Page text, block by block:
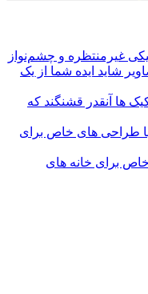
غیرمنتظره و چشم‌نواز
شاید ایده شما از یک
ها آنقدر قشنگند که
طراحی های خاص برای
برای خانه های